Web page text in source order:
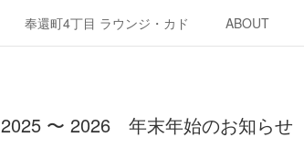
奉還町4丁目 ラウンジ・カド ABOUT
2025 〜 2026 年末年始のお知らせ